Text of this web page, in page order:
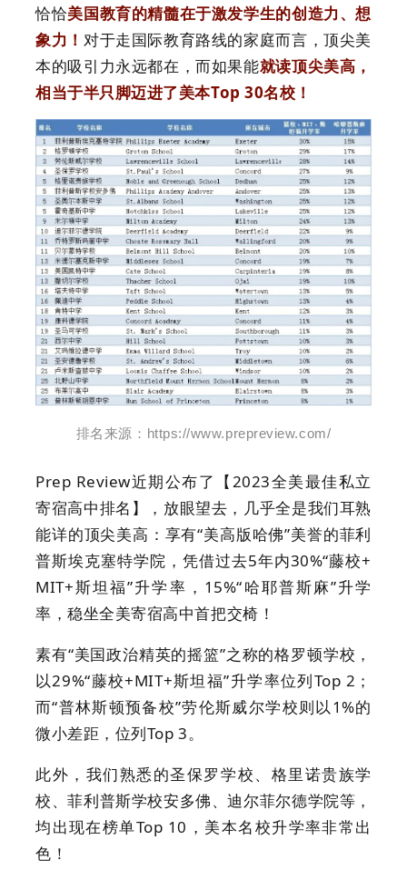
恰恰美国教育的精髓在于激发学生的创造力、想
象力！ 对于走国际教育路线的家庭而言，顶尖美
本的吸引力永远都在，而如果能就读顶尖美高，
相当于半只脚迈进了美本Top 30名校！
排名来源： https://www.prepreview.com/
Prep Review近期公布了【2023全美最佳私立
寄宿高中排名】，放眼望去，几乎全是我们耳熟
能详的顶尖美高：享有“美高版哈佛”美誉的菲利
普斯埃克塞特学院，凭借过去5年内30%“藤校+
MIT+斯坦福”升学率，15%“哈耶普斯麻”升学
率，稳坐全美寄宿高中首把交椅！
素有“美国政治精英的摇篮”之称的格罗顿学校，
以29%“藤校+MIT+斯坦福”升学率位列Top 2；
而“普林斯顿预备校”劳伦斯威尔学校则以1%的
微小差距，位列Top 3。
此外，我们熟悉的圣保罗学校、格里诺贵族学
校、菲利普斯学校安多佛、迪尔菲尔德学院等，
均出现在榜单Top 10，美本名校升学率非常出
色！